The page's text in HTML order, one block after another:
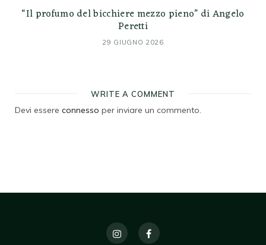
“Il profumo del bicchiere mezzo pieno” di Angelo
Peretti
29 GIUGNO 2026
WRITE A COMMENT
Devi essere connesso per inviare un commento.